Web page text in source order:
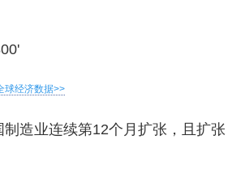
球经济数据>>
造业连续第12个月扩张，且扩张